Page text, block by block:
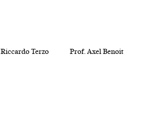
Riccardo Terzo Prof. Axel Benoit